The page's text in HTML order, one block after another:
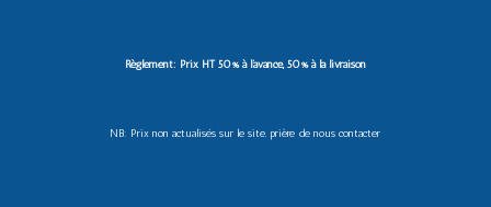
Règlement: Prix HT 50% à l’avance, 50% à la livraison
NB: Prix non actualisés sur le site. prière de nous contacter